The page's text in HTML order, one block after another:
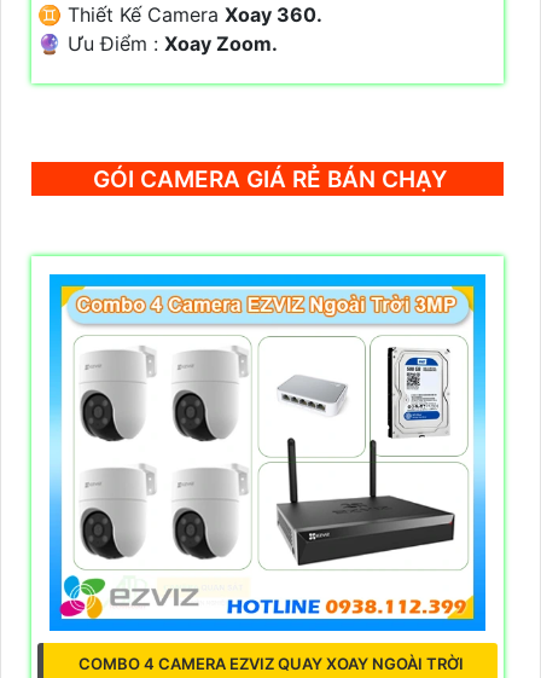
♊ Thiết Kế Camera Xoay 360.
️🔮 Ưu Điểm : Xoay Zoom.
GÓI CAMERA GIÁ RẺ BÁN CHẠY
COMBO 4 CAMERA EZVIZ QUAY XOAY NGOÀI TRỜI